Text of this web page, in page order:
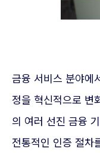
금융 서비스 분야에
정을 혁신적으로 변
의 여러 선진 금융
전통적인 인증 절차